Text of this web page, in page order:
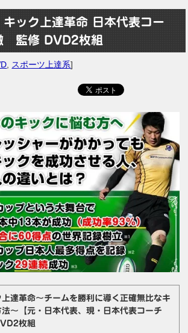
キック上達革命 日本代表コー
監修 DVD2枚組
スポーツ上達系]
達革命～チームを勝利に導く正確無比なキ
法～【元・日本代表、現・日本代表コーチ
枚組